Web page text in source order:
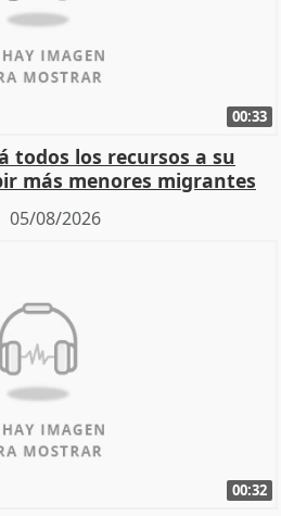
00:33
todos los recursos a su
más menores migrantes
05/08/2026
00:32